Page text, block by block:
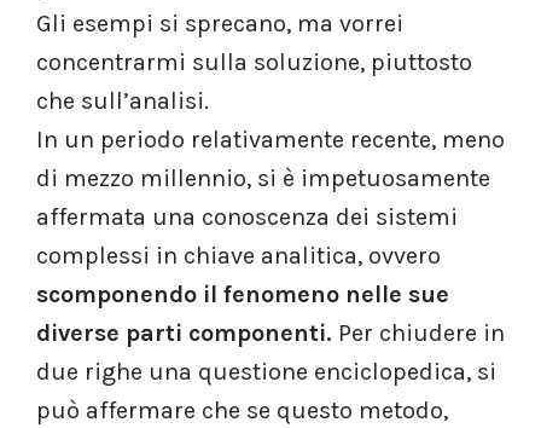
Gli esempi si sprecano, ma vorrei
concentrarmi sulla soluzione, piuttosto
che sull’analisi.
In un periodo relativamente recente, meno
di mezzo millennio, si è impetuosamente
affermata una conoscenza dei sistemi
complessi in chiave analitica, ovvero
scomponendo il fenomeno nelle sue
diverse parti componenti. Per chiudere in
due righe una questione enciclopedica, si
può affermare che se questo metodo,